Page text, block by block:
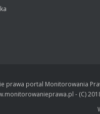
prawa portal Monitorowania
- (C)